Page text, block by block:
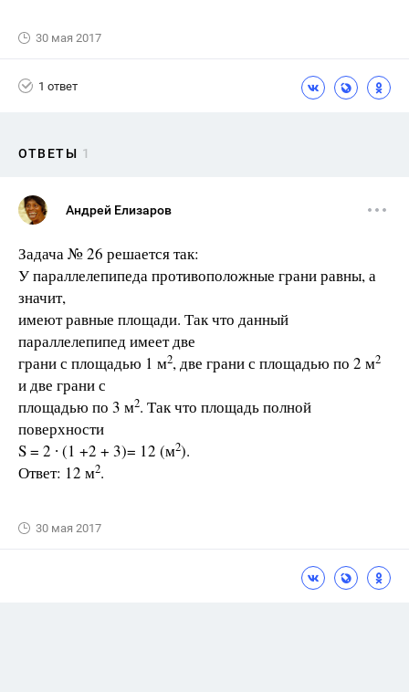
30 мая 2017
1 ответ
ОТВЕТЫ 1
Андрей Елизаров
Задача № 26 решается так:
У параллелепипеда противоположные грани равны, а
значит,
имеют равные площади. Так что данный
параллелепипед имеет две
грани с площадью 1 м2, две грани с площадью по 2 м2
и две грани с
площадью по 3 м2. Так что площадь полной
поверхности
S = 2 ∙ (1 +2 + 3)= 12 (м2).
Ответ: 12 м2.
30 мая 2017